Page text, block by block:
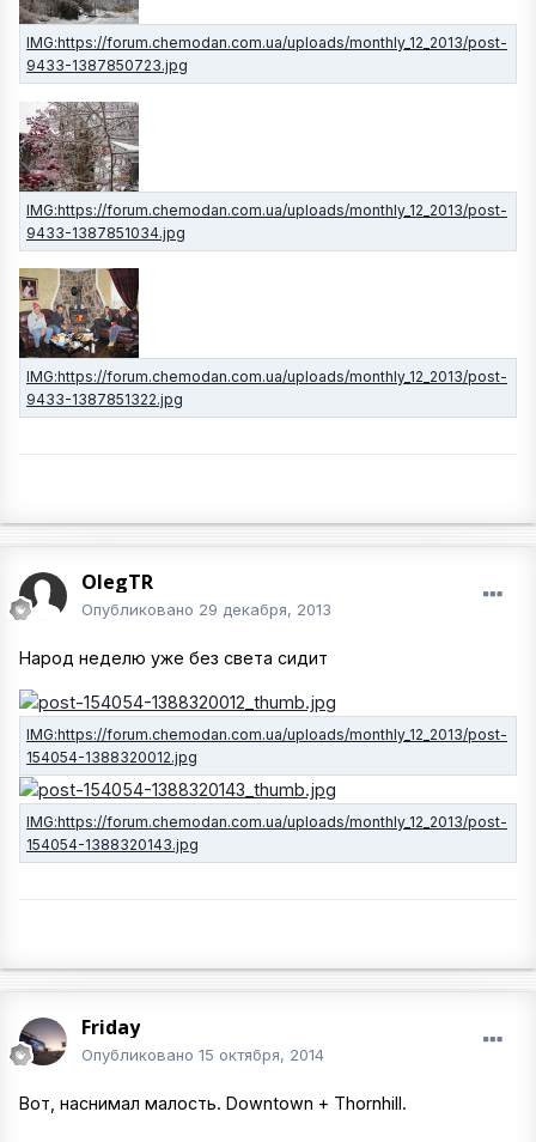
OlegTR
Опубликовано 29 декабря, 2013
Народ неделю уже без света сидит
Friday
Опубликовано 15 октября, 2014
Вот, наснимал малость. Downtown + Thornhill.